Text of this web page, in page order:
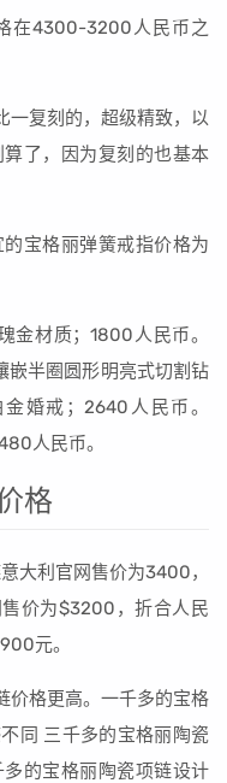
在4300-3200人民币之
一复刻的，超级精致，以
了，因为复刻的也基本
宝格丽弹簧戒指价格为
金材质；1800人民币。
嵌半圈圆形明亮式切割钻
婚戒；2640人民币。
人民币。
格
大利官网售价为3400，
价为$3200，折合人民
元。
价格更高。一千多的宝格
同 三千多的宝格丽陶瓷
的宝格丽陶瓷项链设计